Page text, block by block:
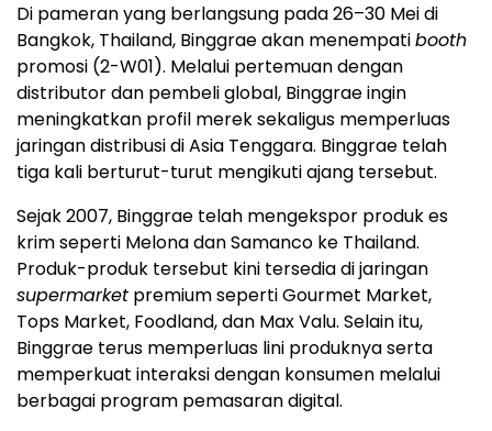
Di pameran yang berlangsung pada 26–30 Mei di
Bangkok, Thailand, Binggrae akan menempatibooth
promosi (2-W01). Melalui pertemuan dengan
distributor dan pembeli global, Binggrae ingin
meningkatkan profil merek sekaligus memperluas
jaringan distribusi di Asia Tenggara. Binggrae telah
tiga kali berturut-turut mengikuti ajang tersebut.
Sejak 2007, Binggrae telah mengekspor produk es
krim seperti Melona dan Samanco ke Thailand.
Produk-produk tersebut kini tersedia di jaringan
supermarket premium seperti Gourmet Market,
Tops Market, Foodland, dan Max Valu. Selain itu,
Binggrae terus memperluas lini produknya serta
memperkuat interaksi dengan konsumen melalui
berbagai program pemasaran digital.